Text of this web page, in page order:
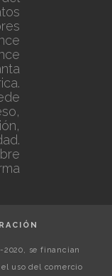
2020, se financian
uso del comercio